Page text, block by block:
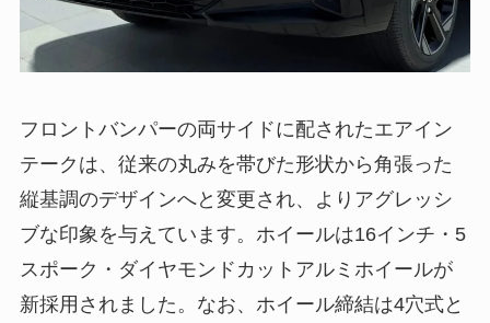
フロントバンパーの両サイドに配されたエアイン
テークは、従来の丸みを帯びた形状から角張った
縦基調のデザインへと変更され、よりアグレッシ
ブな印象を与えています。ホイールは16インチ・5
スポーク・ダイヤモンドカットアルミホイールが
新採用されました。なお、ホイール締結は4穴式と